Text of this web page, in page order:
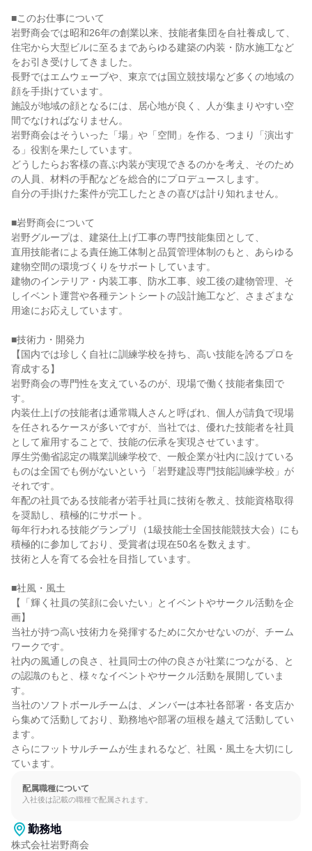
■このお仕事について
岩野商会では昭和26年の創業以来、技能者集団を自社養成して、
住宅から大型ビルに至るまであらゆる建築の内装・防水施工など
をお引き受けしてきました。
長野ではエムウェーブや、東京では国立競技場など多くの地域の
顔を手掛けています。
施設が地域の顔となるには、居心地が良く、人が集まりやすい空
間でなければなりません。
岩野商会はそういった「場」や「空間」を作る、つまり「演出す
る」役割を果たしています。
どうしたらお客様の喜ぶ内装が実現できるのかを考え、そのため
の人員、材料の手配などを総合的にプロデュースします。
自分の手掛けた案件が完工したときの喜びは計り知れません。
■岩野商会について
岩野グループは、建築仕上げ工事の専門技能集団として、
直用技能者による責任施工体制と品質管理体制のもと、あらゆる
建物空間の環境づくりをサポートしています。
建物のインテリア・内装工事、防水工事、竣工後の建物管理、そ
しイベント運営や各種テントシートの設計施工など、さまざまな
用途にお応えしています。
■技術力・開発力
【国内では珍しく自社に訓練学校を持ち、高い技能を誇るプロを
育成する】
岩野商会の専門性を支えているのが、現場で働く技能者集団で
す。
内装仕上げの技能者は通常職人さんと呼ばれ、個人が請負で現場
を任されるケースが多いですが、当社では、優れた技能者を社員
として雇用することで、技能の伝承を実現させています。
厚生労働省認定の職業訓練学校で、一般企業が社内に設けている
ものは全国でも例がないという「岩野建設専門技能訓練学校」が
それです。
年配の社員である技能者が若手社員に技術を教え、技能資格取得
を奨励し、積極的にサポート。
毎年行われる技能グランプリ（1級技能士全国技能競技大会）にも
積極的に参加しており、受賞者は現在50名を数えます。
技術と人を育てる会社を目指しています。
■社風・風土
【「輝く社員の笑顔に会いたい」とイベントやサークル活動を企
画】
当社が持つ高い技術力を発揮するために欠かせないのが、チーム
ワークです。
社内の風通しの良さ、社員同士の仲の良さが社業につながる、と
の認識のもと、様々なイベントやサークル活動を展開していま
す。
当社のソフトボールチームは、メンバーは本社各部署・各支店か
ら集めて活動しており、勤務地や部署の垣根を越えて活動してい
ます。
さらにフットサルチームが生まれるなど、社風・風土を大切にし
ています。
配属職種について
入社後は記載の職種で配属されます。
勤務地
株式会社岩野商会